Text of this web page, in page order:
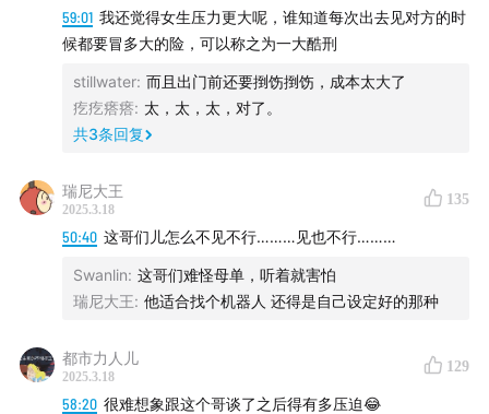
📢《沉舟》专场演出小通知
【澳洲】
悉尼（4月6日）： b.mtw.so
墨尔本（4月12日）：
珀斯（4月13日）：www.eventbrite.com
【新西兰】
以及三月底的德国站正在安排中……
59:01 我还觉得女生压力更大呢，谁知道每次出去见对方的时
候都要冒多大的险，可以称之为一大酷刑
stillwater: 而且出门前还要捯饬捯饬，成本太大了
疙疙瘩瘩: 太，太，太，对了。
共3条回复
瑞尼大王
2025.3.18
135
50:40 这哥们儿怎么不见不行………见也不行………
Swanlin: 这哥们难怪母单，听着就害怕
瑞尼大王: 他适合找个机器人 还得是自己设定好的那种
都市力人儿
2025.3.18
129
58:20 很难想象跟这个哥谈了之后得有多压迫😂